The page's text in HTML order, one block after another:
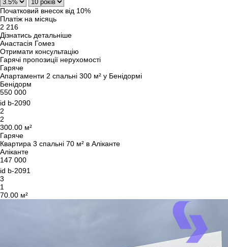
Початковий внесок від 10%
Платіж на місяць
2 216
Дізнатись детальніше
Анастасія Гомез
Отримати консультацію
Гарячі пропозиції нерухомості
Гаряче
Апартаменти 2 спальні 300 м² у Бенідормі
Бенідорм
550 000
id b-2090
2
2
300.00 м²
Гаряче
Квартира 3 спальні 70 м² в Аліканте
Аліканте
147 000
id b-2091
3
1
70.00 м²